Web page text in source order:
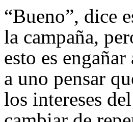
“Bueno”, dice
la campaña,
esto es
a uno pensar
los intereses